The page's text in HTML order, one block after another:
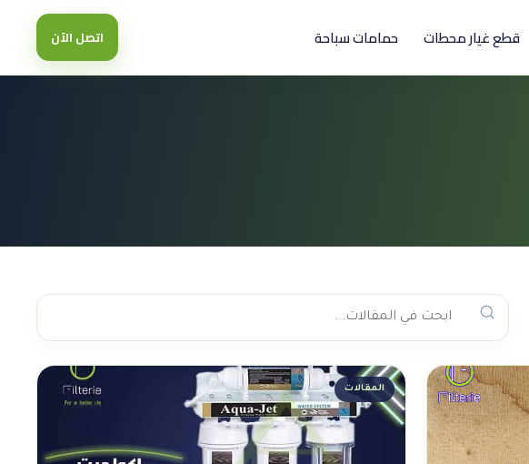
قطع غيار محطات حمامات سباحة اتصل الآن
المقالات